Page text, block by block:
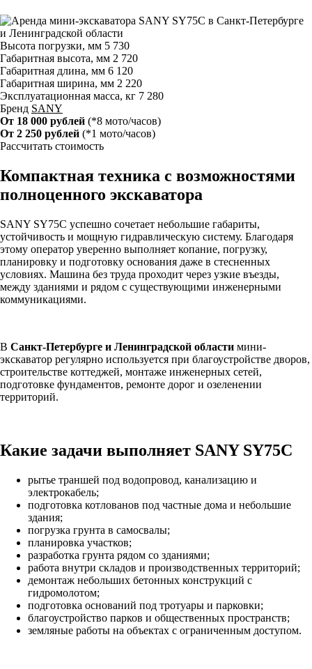
Высота погрузки, мм 5 730
Габаритная высота, мм 2 720
Габаритная длина, мм 6 120
Габаритная ширина, мм 2 220
Эксплуатационная масса, кг 7 280
Бренд SANY
От 18 000 рублей (*8 мото/часов)
От 2 250 рублей (*1 мото/часов)
Рассчитать стоимость
Компактная техника с возможностями
полноценного экскаватора
SANY SY75C успешно сочетает небольшие габариты,
устойчивость и мощную гидравлическую систему. Благодаря
этому оператор уверенно выполняет копание, погрузку,
планировку и подготовку основания даже в стесненных
условиях. Машина без труда проходит через узкие въезды,
между зданиями и рядом с существующими инженерными
коммуникациями.
В Санкт-Петербурге и Ленинградской области мини-
экскаватор регулярно используется при благоустройстве дворов,
строительстве коттеджей, монтаже инженерных сетей,
подготовке фундаментов, ремонте дорог и озеленении
территорий.
Какие задачи выполняет SANY SY75C
рытье траншей под водопровод, канализацию и
электрокабель;
подготовка котлованов под частные дома и небольшие
здания;
погрузка грунта в самосвалы;
планировка участков;
разработка грунта рядом со зданиями;
работа внутри складов и производственных территорий;
демонтаж небольших бетонных конструкций с
гидромолотом;
подготовка оснований под тротуары и парковки;
благоустройство парков и общественных пространств;
земляные работы на объектах с ограниченным доступом.